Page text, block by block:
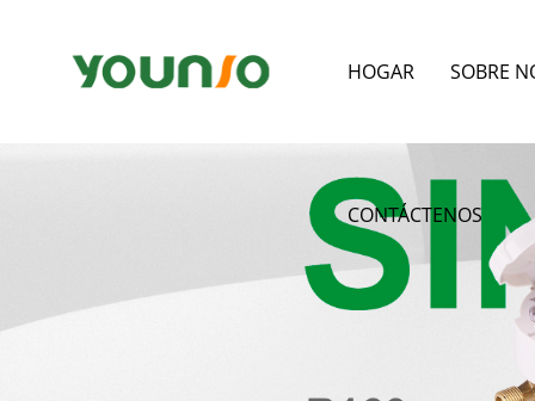
HOGAR SOBRE
CONTÁCTENOS